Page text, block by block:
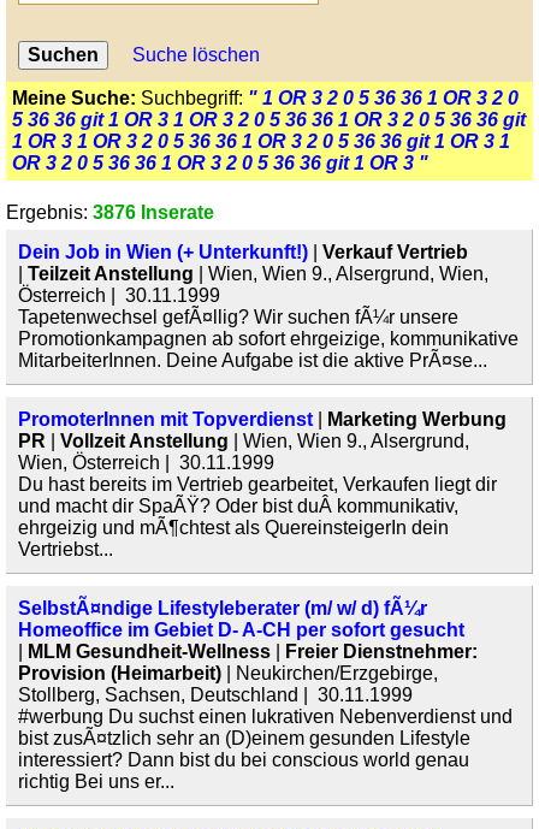
Suche löschen
Meine Suche: Suchbegriff: " 1 OR 3 2 0 5 36 36 1 OR 3 2 0
5 36 36 git 1 OR 3 1 OR 3 2 0 5 36 36 1 OR 3 2 0 5 36 36 git
1 OR 3 1 OR 3 2 0 5 36 36 1 OR 3 2 0 5 36 36 git 1 OR 3 1
OR 3 2 0 5 36 36 1 OR 3 2 0 5 36 36 git 1 OR 3 "
Ergebnis: 3876 Inserate
Dein Job in Wien (+ Unterkunft!)
Verkauf Vertrieb
Teilzeit Anstellung | Wien, Wien 9., Alsergrund, Wien,
Österreich | 30.11.1999
Tapetenwechsel gefÃ¤llig? Wir suchen fÃ¼r unsere
Promotionkampagnen ab sofort ehrgeizige, kommunikative
MitarbeiterInnen. Deine Aufgabe ist die aktive PrÃ¤se...
PromoterInnen mit Topverdienst
Marketing Werbung
PR
Vollzeit Anstellung | Wien, Wien 9., Alsergrund,
Wien, Österreich | 30.11.1999
Du hast bereits im Vertrieb gearbeitet, Verkaufen liegt dir
und macht dir SpaÃŸ? Oder bist duÂ kommunikativ,
ehrgeizig und mÃ¶chtest als QuereinsteigerIn dein
Vertriebst...
SelbstÃ¤ndige Lifestyleberater (m/ w/ d) fÃ¼r
Homeoffice im Gebiet D- A-CH per sofort gesucht
MLM Gesundheit-Wellness
Freier Dienstnehmer:
Provision (Heimarbeit) | Neukirchen/Erzgebirge,
Stollberg, Sachsen, Deutschland | 30.11.1999
#werbung Du suchst einen lukrativen Nebenverdienst und
bist zusÃ¤tzlich sehr an (D)einem gesunden Lifestyle
interessiert? Dann bist du bei conscious world genau
richtig Bei uns er...